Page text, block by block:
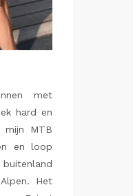
met
hard en
MTB
en loop
Het